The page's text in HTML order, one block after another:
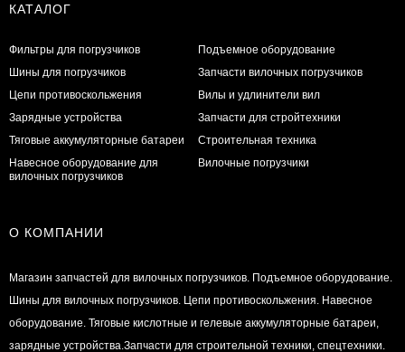
КАТАЛОГ
Фильтры для погрузчиков
Шины для погрузчиков
Цепи противоскольжения
Зарядные устройства
Тяговые аккумуляторные батареи
Навесное оборудование для
вилочных погрузчиков
Подъемное оборудование
Запчасти вилочных погрузчиков
Вилы и удлинители вил
Запчасти для стройтехники
Строительная техника
Вилочные погрузчики
О КОМПАНИИ
Магазин запчастей для вилочных погрузчиков. Подъемное оборудование.
Шины для вилочных погрузчиков. Цепи противоскольжения. Навесное
оборудование. Тяговые кислотные и гелевые аккумуляторные батареи,
зарядные устройства.Запчасти для строительной техники, спецтехники.